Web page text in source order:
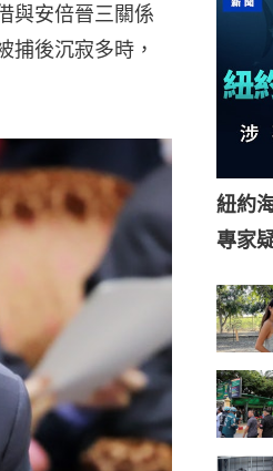
與安倍晉三關係
捕後沉寂多時，
紐約
專家